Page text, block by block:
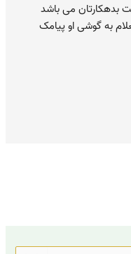
بدهکارتان می باشد
به گوشی او پیامک